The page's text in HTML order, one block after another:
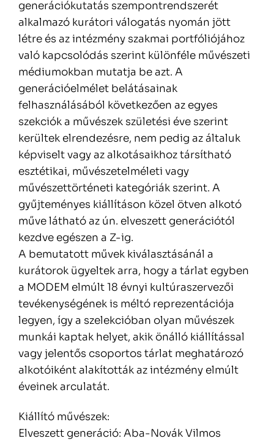
generációkutatás szempontrendszerét
alkalmazó kurátori válogatás nyomán jött
létre és az intézmény szakmai portfóliójához
való kapcsolódás szerint különféle művészeti
médiumokban mutatja be azt. A
generációelmélet belátásainak
felhasználásából következően az egyes
szekciók a művészek születési éve szerint
kerültek elrendezésre, nem pedig az általuk
képviselt vagy az alkotásaikhoz társítható
esztétikai, művészetelméleti vagy
művészettörténeti kategóriák szerint. A
gyűjteményes kiállításon közel ötven alkotó
műve látható az ún. elveszett generációtól
kezdve egészen a Z-ig.
A bemutatott művek kiválasztásánál a
kurátorok ügyeltek arra, hogy a tárlat egyben
a MODEM elmúlt 18 évnyi kultúraszervezői
tevékenységének is méltó reprezentációja
legyen, így a szelekcióban olyan művészek
munkái kaptak helyet, akik önálló kiállítással
vagy jelentős csoportos tárlat meghatározó
alkotóiként alakították az intézmény elmúlt
éveinek arculatát.
Kiállító művészek:
Elveszett generáció: Aba-Novák Vilmos